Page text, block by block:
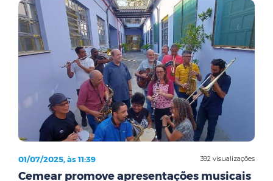
392 visualizações
01/07/2025, às 11:39
Cemear promove apresentações musicais